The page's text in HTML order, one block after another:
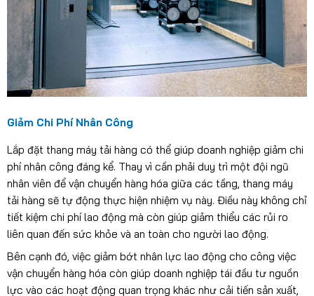
Giảm Chi Phí Nhân Công
Lắp đặt thang máy tải hàng có thể giúp doanh nghiệp giảm chi
phí nhân công đáng kể. Thay vì cần phải duy trì một đội ngũ
nhân viên để vận chuyển hàng hóa giữa các tầng, thang máy
tải hàng sẽ tự động thực hiện nhiệm vụ này. Điều này không chỉ
tiết kiệm chi phí lao động mà còn giúp giảm thiểu các rủi ro
liên quan đến sức khỏe và an toàn cho người lao động.
Bên cạnh đó, việc giảm bớt nhân lực lao động cho công việc
vận chuyển hàng hóa còn giúp doanh nghiệp tái đầu tư nguồn
lực vào các hoạt động quan trọng khác như cải tiến sản xuất,